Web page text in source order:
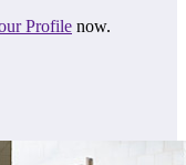
Profile now.